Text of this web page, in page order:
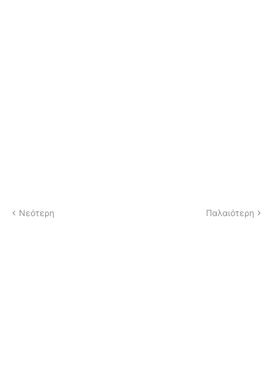
Νεότερη Παλαιότερη